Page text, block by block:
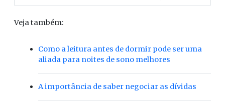
Veja também:
Como a leitura antes de dormir pode ser uma
aliada para noites de sono melhores
A importância de saber negociar as dívidas